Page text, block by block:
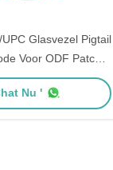
Glasvezel Pigtail
Voor ODF Patch
Panel
Nu '